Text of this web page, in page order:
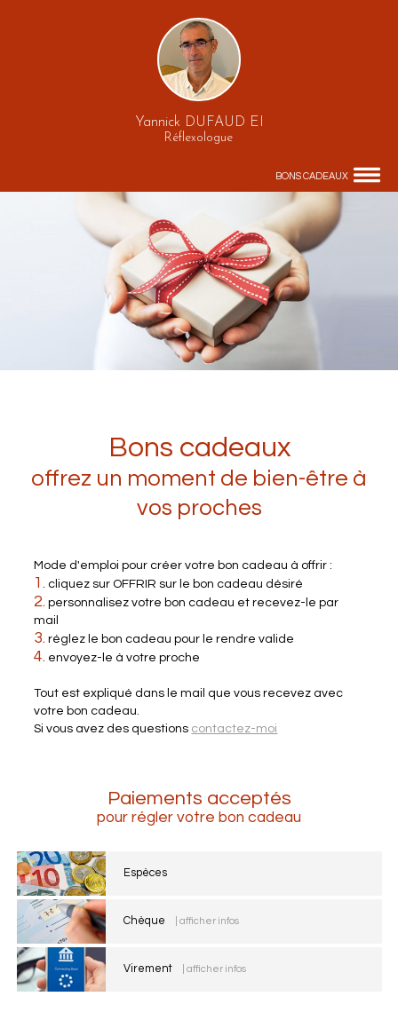
Yannick DUFAUD EI
Réflexologue
BONS CADEAUX
Bons cadeaux
offrez un moment de bien-être à
vos proches
Mode d'emploi pour créer votre bon cadeau à offrir :
1. cliquez sur OFFRIR sur le bon cadeau désiré
2. personnalisez votre bon cadeau et recevez-le par
mail
3. réglez le bon cadeau pour le rendre valide
4. envoyez-le à votre proche
Tout est expliqué dans le mail que vous recevez avec
votre bon cadeau.
Si vous avez des questions contactez-moi
Paiements acceptés
pour régler votre bon cadeau
Espèces
Chèque | afficher infos
Virement | afficher infos